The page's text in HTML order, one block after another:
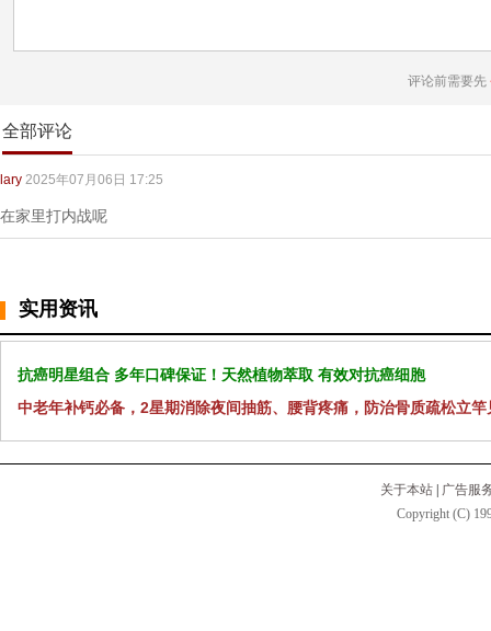
评论前需要先
全部评论
lary 2025年07月06日 17:25
在家里打内战呢
实用资讯
抗癌明星组合 多年口碑保证！天然植物萃取 有效对抗癌细胞
中老年补钙必备，2星期消除夜间抽筋、腰背疼痛，防治骨质疏松立竿
关于本站
广告服
Copyright (C)